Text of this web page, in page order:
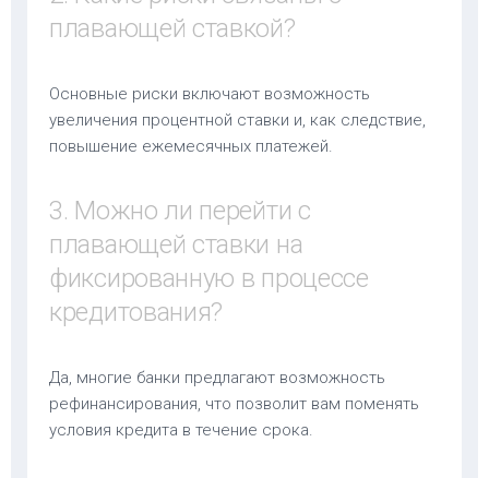
плавающей ставкой?
Основные риски включают возможность
увеличения процентной ставки и, как следствие,
повышение ежемесячных платежей.
3. Можно ли перейти с
плавающей ставки на
фиксированную в процессе
кредитования?
Да, многие банки предлагают возможность
рефинансирования, что позволит вам поменять
условия кредита в течение срока.